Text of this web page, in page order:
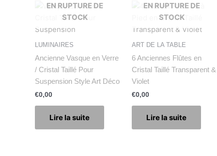
EN RUPTURE DE
STOCK
LUMINAIRES
Ancienne Vasque en Verre
/ Cristal Taillé Pour
Suspension Style Art Déco
€0,00
Lire la suite
EN RUPTURE DE
STOCK
ART DE LA TABLE
6 Anciennes Flûtes en
Cristal Taillé Transparent &
Violet
€0,00
Lire la suite